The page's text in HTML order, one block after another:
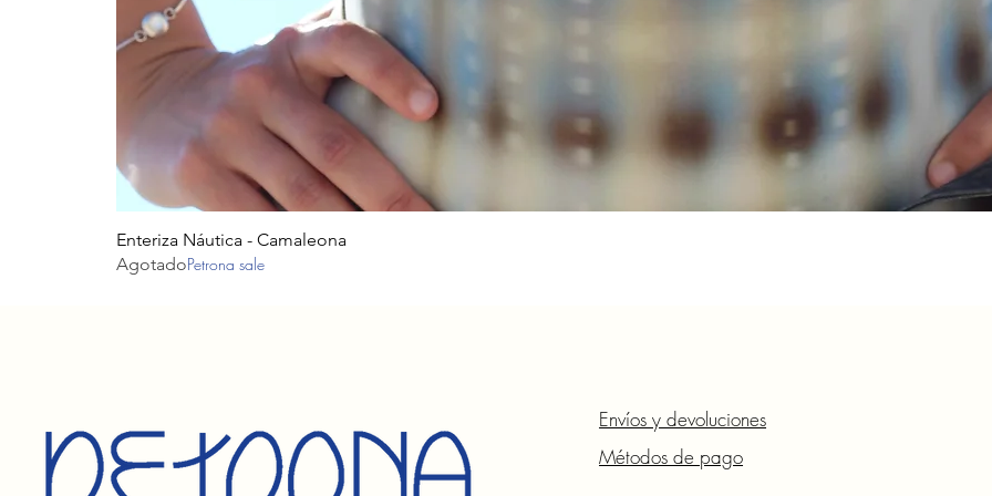
Enteriza Náutica - Camaleona
AgotadoPetrona sale
Envíos y devoluciones
Métodos de pago